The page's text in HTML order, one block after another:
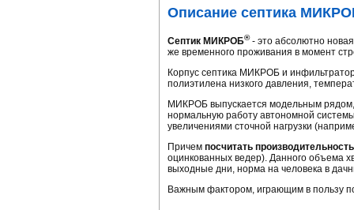
Описание септика
Септик МИКРОБ®- это абсолютно
же временного проживания в момент
Корпус септика МИКРОБ и
полиэтилена низкого давления,
МИКРОБ выпускается модельным
нормальную работу автономной
увеличениями сточной нагрузки
Причем посчитать
оцинкованных ведер). Данного объема
выходные дни, норма на человека в
Важным фактором, играющим в пользу